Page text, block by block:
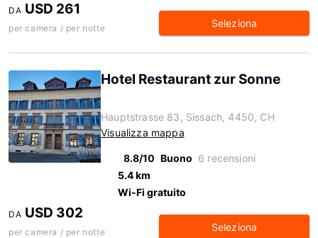
DA USD 261
per camera / per notte Seleziona
Hotel Restaurant zur Sonne
Hauptstrasse 83, Sissach, 4450, CH
Visualizza mappa
8.8/10 Buono 6 recensioni
5.4 km
Wi-Fi gratuito
DA USD 302
per camera / per notte Seleziona